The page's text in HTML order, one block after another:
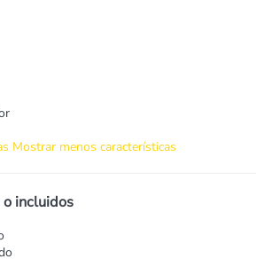
Mostrar menos características
incluidos